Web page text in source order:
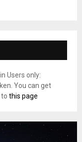
Users only:
You can get
this page